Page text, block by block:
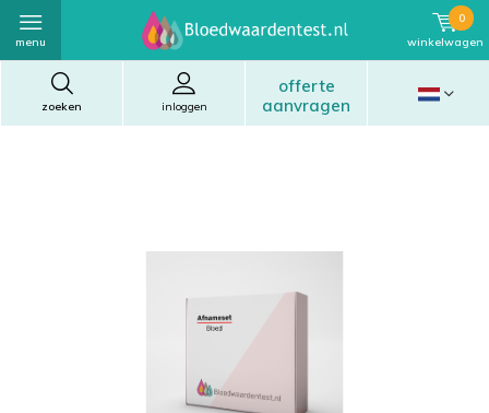
zoeken
offerte
aanvragen
inloggen
menu winkelwagen
0